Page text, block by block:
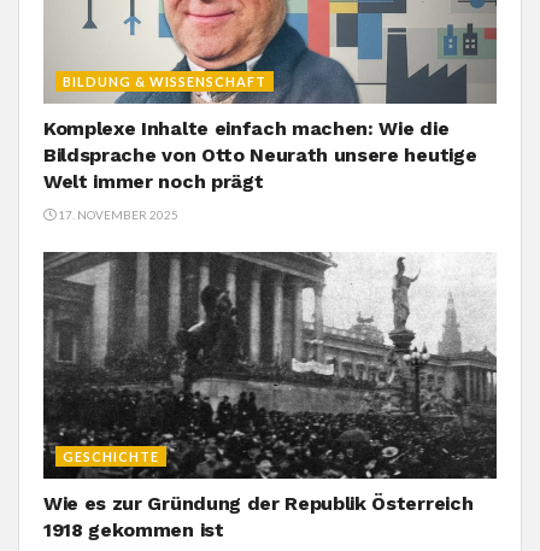
BILDUNG & WISSENSCHAFT
Komplexe Inhalte einfach machen: Wie die
Bildsprache von Otto Neurath unsere heutige
Welt immer noch prägt
17. NOVEMBER 2025
GESCHICHTE
Wie es zur Gründung der Republik Österreich
1918 gekommen ist